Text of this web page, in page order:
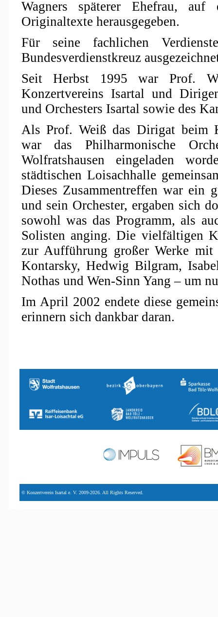
Wagners späterer Ehefrau,
Originaltexte herausgegeben.
Für seine fachlichen
Bundesverdienstkreuz
Seit Herbst 1995 war Prof.
Konzertvereins Isartal und
und Orchesters Isartal sowie des
Als Prof. Weiß das Dirigat beim
war das Philharmonische
Wolfratshausen eingeladen
städtischen Loisachhalle
Dieses Zusammentreffen war ein
und sein Orchester, ergaben sich
sowohl was das Programm, als
Solisten anging. Die vielfältigen
zur Aufführung großer Werke
Kontarsky, Hedwig Bilgram,
Nothas und Wen-Sinn Yang – um
Im April 2002 endete diese
erinnern sich dankbar daran.
© Konzertverein Isartal e. V. 2009-2026. All Rights Reserved.